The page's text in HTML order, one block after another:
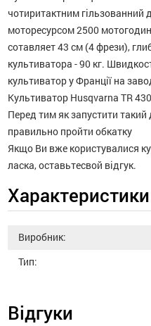
чотиритактним гільзованний
моторесурсом 2500
сотавляет 43 см (4 фрези),
культиватора - 90 кг.
культиватор у Франції на
Культиватор Husqvarna TR
Перед тим як запустити
правильно пройти обкатку
Якщо Ви вже користувалися
ласка, оставьтесвой відгук.
Характеристики
Виробник:
Тип:
Відгуки